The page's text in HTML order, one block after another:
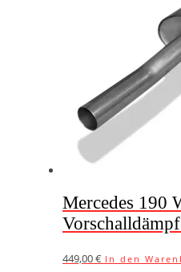
Mercedes 190
449,00€ In den